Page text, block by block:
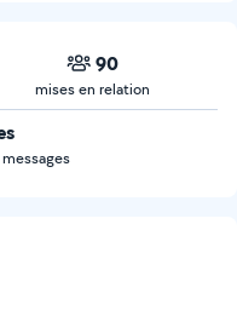
90
mises en relation